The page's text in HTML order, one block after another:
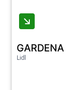
Lidl